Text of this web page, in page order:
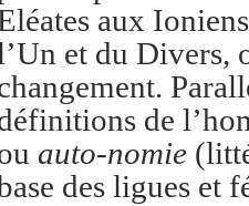
aux
et du Divers,
de
auto-nomie
des ligues et